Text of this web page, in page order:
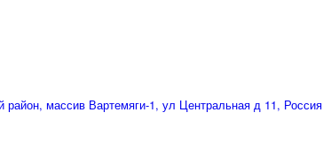
район, массив Вартемяги-1, ул Центральная д 11, Россия